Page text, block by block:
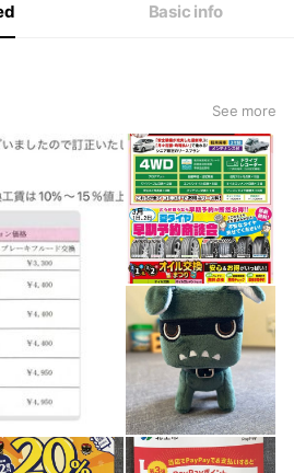
〜17:30
Basic info
See more